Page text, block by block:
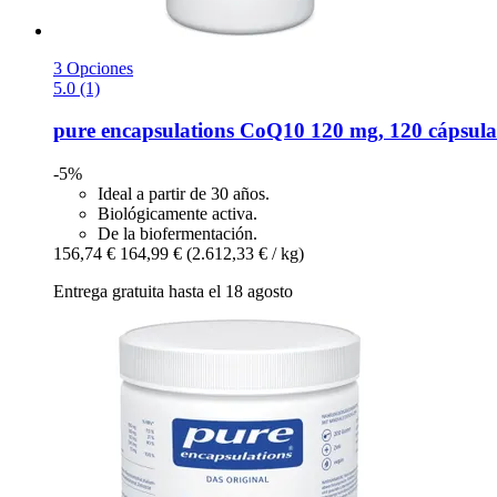
3 Opciones
5.0 (1)
pure encapsulations CoQ10 120 mg, 120
-5%
Ideal a partir de 30 años.
Biológicamente activa.
De la biofermentación.
156,74 € 164,99 € (2.612,33 € / kg)
Entrega gratuita hasta el 18 agosto